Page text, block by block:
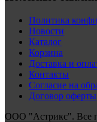
Политика
Новости
Каталог
Корзина
Доставка и
Контакты
Согласие на
Договор оферты
ООО "Астрикс". Все